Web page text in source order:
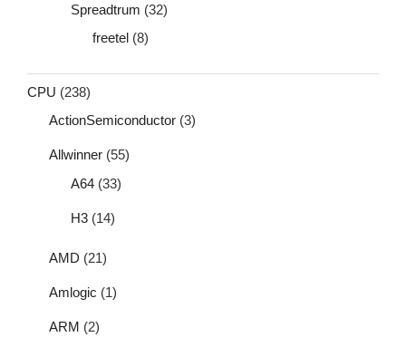
Spreadtrum (32)
freetel (8)
CPU (238)
ActionSemiconductor (3)
Allwinner (55)
A64 (33)
H3 (14)
AMD (21)
Amlogic (1)
ARM (2)